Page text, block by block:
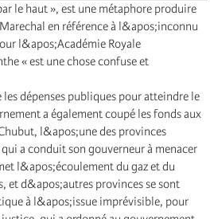
le haut », est une métaphore produire
en référence à l&apos;inconnu
l&apos;Académie Royale
« est une chose confuse et
dépenses publiques pour atteindre le
a également coupé les fonds aux
l&apos;une des provinces
a conduit son gouverneur à menacer
l&apos;écoulement du gaz et du
et d&apos;autres provinces se sont
à l&apos;issue imprévisible, pour